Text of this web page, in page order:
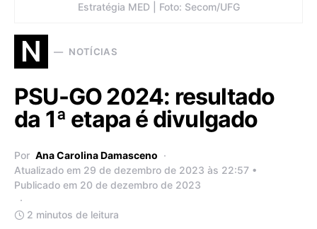
Estratégia MED | Foto: Secom/UFG
N NOTÍCIAS
PSU-GO 2024: resultado
da 1ª etapa é divulgado
Por Ana Carolina Damasceno
Atualizado em 29 de dezembro de 2023 às 22:57 •
Publicado em 20 de dezembro de 2023
2 minutos de leitura